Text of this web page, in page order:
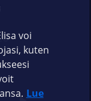
voi
kuten
Lue